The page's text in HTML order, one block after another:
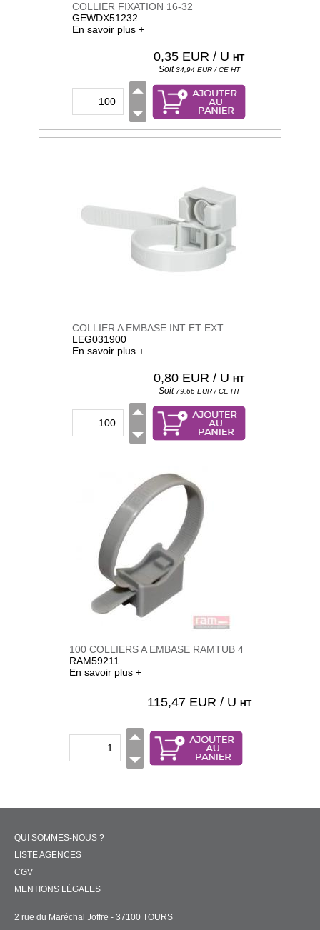
COLLIER FIXATION 16-32
GEWDX51232
En savoir plus +
0,35 EUR / U HT
Soit34,94 EUR / CE HT
COLLIER A EMBASE INT ET EXT
LEG031900
En savoir plus +
0,80 EUR / U HT
Soit 79,66 EUR / CE HT
100 COLLIERS A EMBASE RAMTUB 4
RAM59211
En savoir plus +
115,47 EUR / U HT
QUI SOMMES-NOUS ?
LISTE AGENCES
CGV
MENTIONS LÉGALES
2 rue du Maréchal Joffre - 37100 TOURS